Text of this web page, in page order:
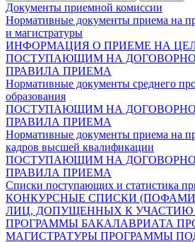
Документы приемной комиссии
Нормативные документы приема на
и магистратуры
ИНФОРМАЦИЯ О ПРИЕМЕ НА
ПОСТУПАЮЩИМ НА
ПРАВИЛА ПРИЕМА
Нормативные документы среднего
образования
ПОСТУПАЮЩИМ НА
ПРАВИЛА ПРИЕМА
Нормативные документы приема на
кадров высшей квалификации
ПОСТУПАЮЩИМ НА
ПРАВИЛА ПРИЕМА
Списки поступающих и статистика
КОНКУРСНЫЕ СПИСКИ
ЛИЦ, ДОПУЩЕННЫХ К УЧАСТИЮ
ПРОГРАММЫ БАКАЛАВРИАТА
МАГИСТРАТУРЫ ПРОГРАММЫ